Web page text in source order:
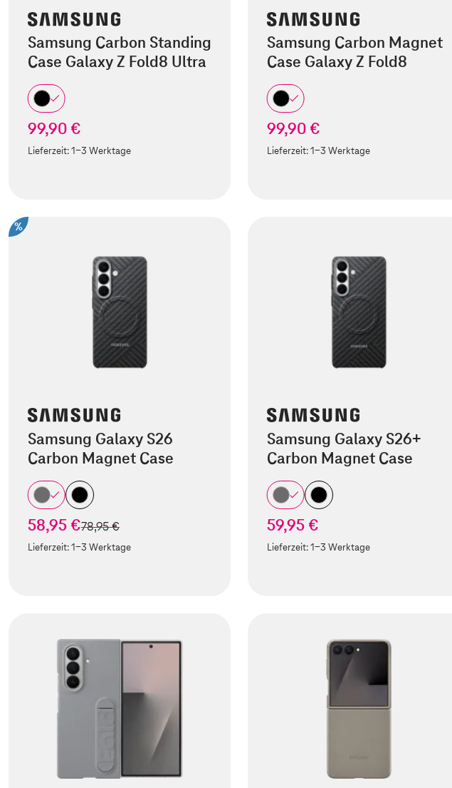
Samsung Carbon Standing
Case Galaxy Z Fold8 Ultra
99,90 €
Lieferzeit:1-3 Werktage
Samsung Carbon Magnet
Case Galaxy Z Fold8
99,90 €
Lieferzeit:1-3 Werktage
%
Samsung Galaxy S26
Carbon Magnet Case
58,95 €statt
78,95 €
Lieferzeit:1-3 Werktage
Samsung Galaxy S26+
Carbon Magnet Case
59,95 €
Lieferzeit:1-3 Werktage